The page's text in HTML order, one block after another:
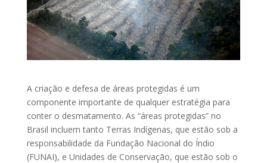
A criação e defesa de áreas protegidas é um
componente importante de qualquer estratégia para
conter o desmatamento. As “áreas protegidas” no
Brasil incluem tanto Terras Indígenas, que estão sob a
responsabilidade da Fundação Nacional do Índio
(FUNAI), e Unidades de Conservação, que estão sob o